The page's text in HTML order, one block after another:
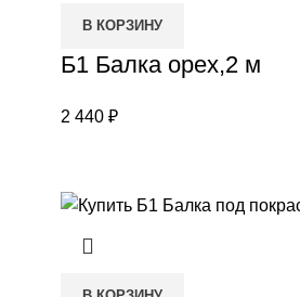
В КОРЗИНУ
Б1 Балка орех,2 м
2 440 ₽